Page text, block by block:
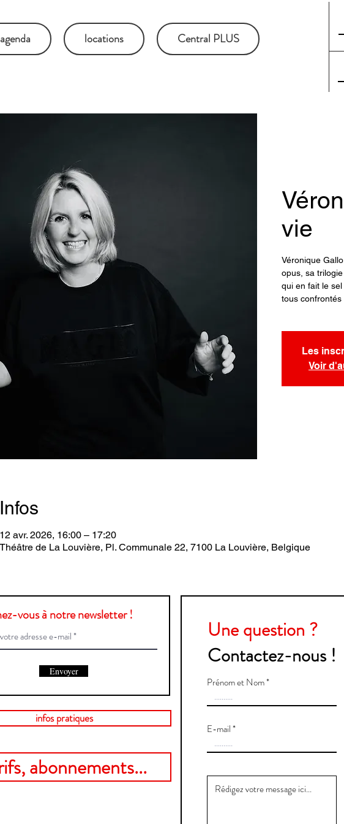
agenda locations Central PLUS
vie
Véronique
opus, sa
qui en fait le
tous confrontés
Les
Voir
Infos
12 avr. 2026, 16:00 – 17:20
Théâtre de La Louvière, Pl. Communale 22, 7100 La Louvière, Belgique
vous à notre newsletter !
Envoyer
infos pratiques
abonnements...
Une question ?
Contactez-nous !
Prénom et Nom
E-mail